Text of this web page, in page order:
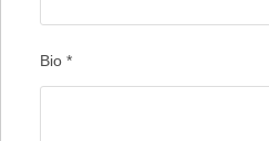
Bio *